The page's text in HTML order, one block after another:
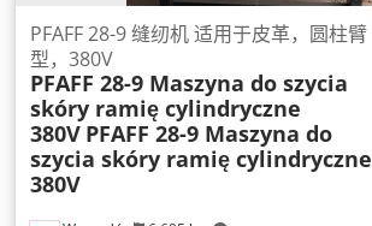
PFAFF 28-9 缝纫机 适用于皮革，圆柱臂
型，380V
PFAFF 28-9 Maszyna do szycia
skóry ramię cylindryczne
380V PFAFF 28-9 Maszyna do
szycia skóry ramię cylindryczne
380V